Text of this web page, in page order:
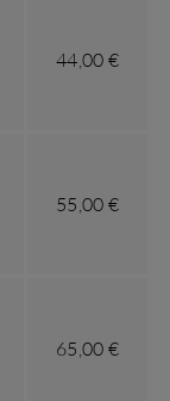
44,00 €
55,00 €
65,00 €